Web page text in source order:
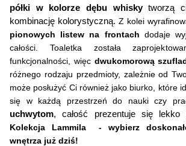
Dostępne oświetlenie:
Nie
Kształt blatu:
Prostokątny
Długość:
38 cm
półki w kolorze dębu whisky tworzą
kombinację kolorystyczną.
pionowych listew na frontach dodaje
całości. Toaletka została
funkcjonalności, więc dwukomorową
różnego rodzaju przedmioty, zależnie od
może posłużyć Ci również jako biurko, które
się w każdą przestrzeń do nauki czy
uchwytom
Kolekcja Lammila  - wybierz
wnętrza już dziś!